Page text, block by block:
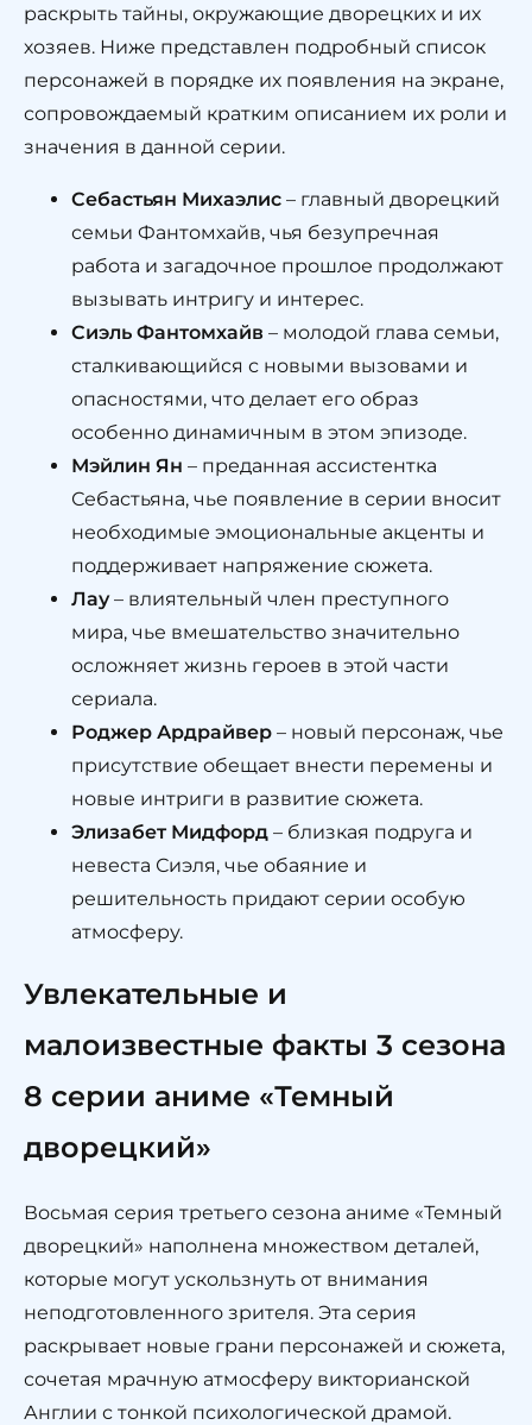
раскрыть тайны, окружающие дворецких и их
хозяев. Ниже представлен подробный список
персонажей в порядке их появления на экране,
сопровождаемый кратким описанием их роли и
значения в данной серии.
Себастьян Михаэлис – главный дворецкий
семьи Фантомхайв, чья безупречная
работа и загадочное прошлое продолжают
вызывать интригу и интерес.
Сиэль Фантомхайв – молодой глава семьи,
сталкивающийся с новыми вызовами и
опасностями, что делает его образ
особенно динамичным в этом эпизоде.
Мэйлин Ян – преданная ассистентка
Себастьяна, чье появление в серии вносит
необходимые эмоциональные акценты и
поддерживает напряжение сюжета.
Лау– влиятельный член преступного
мира, чье вмешательство значительно
осложняет жизнь героев в этой части
сериала.
Роджер Ардрайвер – новый персонаж, чье
присутствие обещает внести перемены и
новые интриги в развитие сюжета.
Элизабет Мидфорд – близкая подруга и
невеста Сиэля, чье обаяние и
решительность придают серии особую
атмосферу.
Увлекательные и
малоизвестные факты 3 сезона
8 серии аниме «Темный
дворецкий»
Восьмая серия третьего сезона аниме «Темный
дворецкий» наполнена множеством деталей,
которые могут ускользнуть от внимания
неподготовленного зрителя. Эта серия
раскрывает новые грани персонажей и сюжета,
сочетая мрачную атмосферу викторианской
Англии с тонкой психологической драмой.